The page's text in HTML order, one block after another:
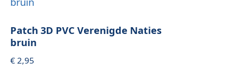
Patch 3D PVC Verenigde Naties
bruin
€2,95